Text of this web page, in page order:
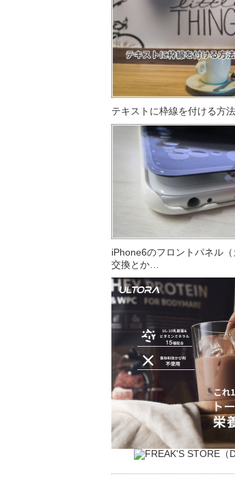
テキストに枠線を付ける方
iPhone6のフロントパネル
交換とか…